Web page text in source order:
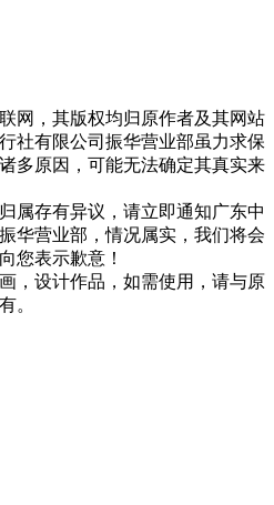
网，其版权均归原作者及其网站
社有限公司振华营业部虽力求保
多原因，可能无法确定其真实来
属存有异议，请立即通知广东中
华营业部，情况属实，我们将会
您表示歉意！
，设计作品，如需使用，请与原
。